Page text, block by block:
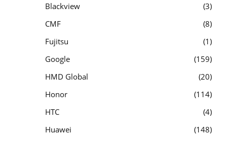
Blackview
3
CMF
8
Fujitsu
1
Google
159
HMD Global
20
Honor
114
HTC
4
Huawei
148